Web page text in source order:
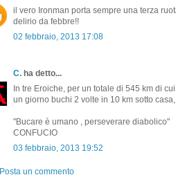
il vero Ironman porta sempre una terza
delirio da febbre!!
02 febbraio, 2013 17:08
C. ha detto...
In tre Eroiche, per un totale di 545 km di
un giorno buchi 2 volte in 10 km sotto
"Bucare è umano , perseverare diabolico"
CONFUCIO
03 febbraio, 2013 19:52
Posta un commento